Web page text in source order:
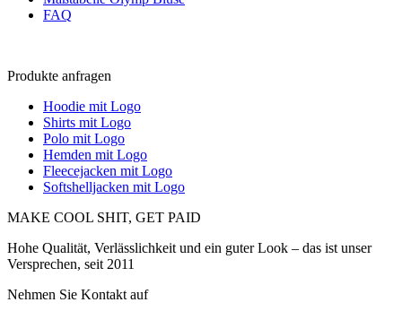
FAQ
Produkte anfragen
Hoodie mit Logo
Shirts mit Logo
Polo mit Logo
Hemden mit Logo
Fleecejacken mit Logo
Softshelljacken mit Logo
MAKE COOL SHIT, GET PAID
Hohe Qualität, Verlässlichkeit und ein guter Look – das ist unser
Versprechen, seit 2011
Nehmen Sie Kontakt auf